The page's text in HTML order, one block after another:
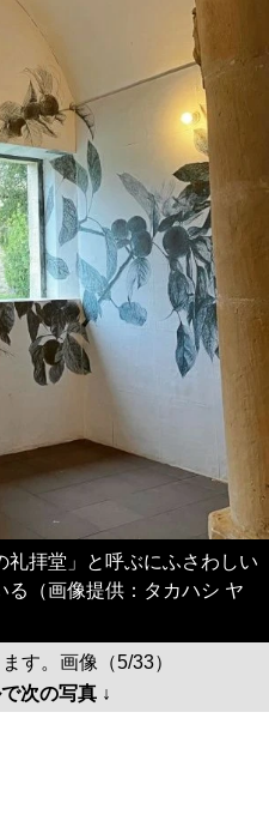
拝堂」と呼ぶにふさわしい
（画像提供：タカハシ ヤ
す。画像（5/33）
次の写真 ↓